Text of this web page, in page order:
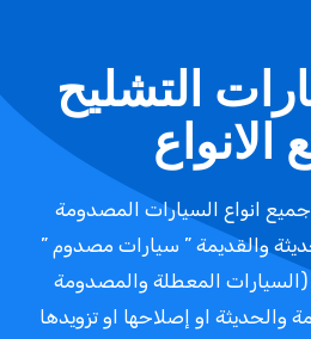
التشليح
انواع السيارات المصدومة
والقديمة ” سيارات مصدوم ”
(السيارات المعطلة والمصدومة
والحديثة او إصلاحها او تزويدها